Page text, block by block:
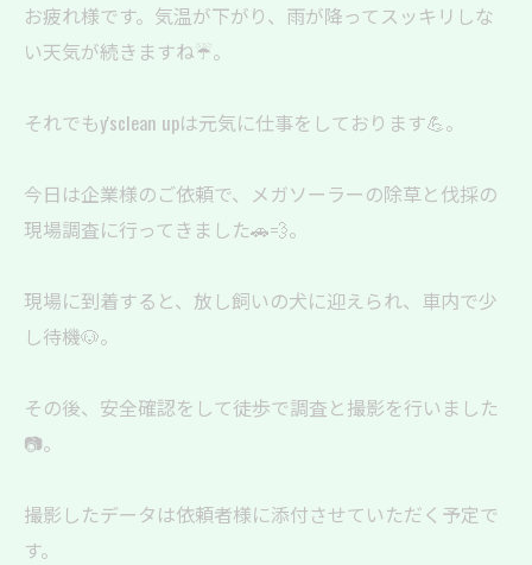
お疲れ様です。気温が下がり、雨が降ってスッキリしな
い天気が続きますね☔。
それでもy'sclean upは元気に仕事をしております💪。
今日は企業様のご依頼で、メガソーラーの除草と伐採の
現場調査に行ってきました🚗💨。
現場に到着すると、放し飼いの犬に迎えられ、車内で少
し待機🐶。
その後、安全確認をして徒歩で調査と撮影を行いました
📷。
撮影したデータは依頼者様に添付させていただく予定で
す。